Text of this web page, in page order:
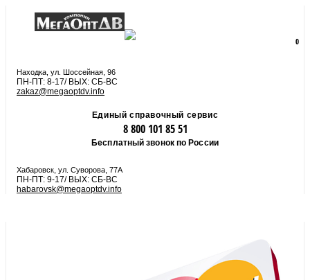
0
Находка, ул. Шоссейная, 96
ПН-ПТ: 8-17/ ВЫХ: СБ-ВС
zakaz@megaoptdv.info
Единый справочный сервис
8 800 101 85 51
Бесплатный звонок по России
Хабаровск, ул. Суворова, 77А
ПН-ПТ: 9-17/ ВЫХ: СБ-ВС
habarovsk@megaoptdv.info